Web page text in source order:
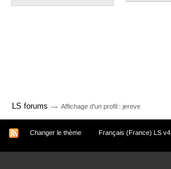
LS forums → Affichage d'un profil : jereve
Changer le thème Français (France) LS v4